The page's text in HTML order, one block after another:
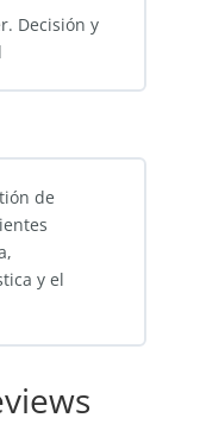
Decisión y
de
y el